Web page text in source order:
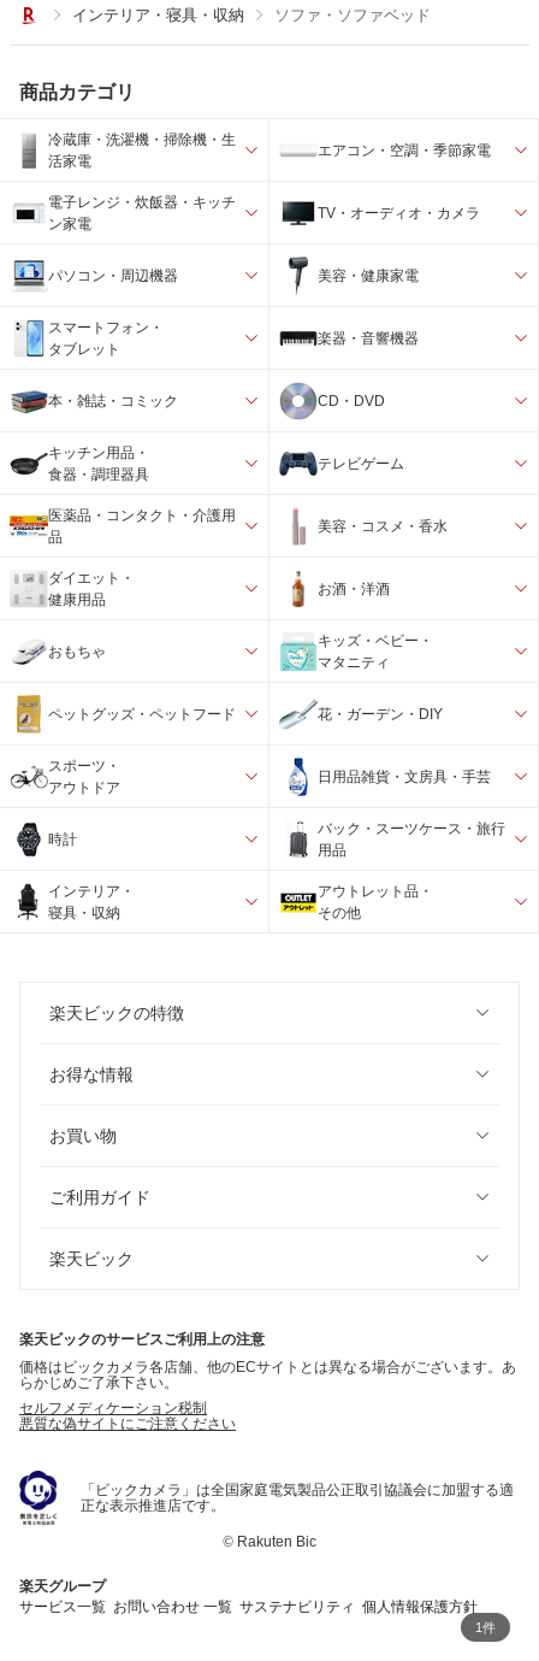
インテリア・寝具・収納 ソファ・ソファベッド
商品カテゴリ
冷蔵庫・洗濯機・掃除機・生
活家電
エアコン・空調・季節家電
電子レンジ・炊飯器・キッチ
ン家電
TV・オーディオ・カメラ
パソコン・周辺機器 美容・健康家電
スマートフォン・
タブレット
楽器・音響機器
本・雑誌・コミック CD・DVD
キッチン用品・
食器・調理器具
テレビゲーム
医薬品・コンタクト・介護用
品
美容・コスメ・香水
ダイエット・
健康用品
お酒・洋酒
おもちゃ
キッズ・ベビー・
マタニティ
ペットグッズ・ペットフード 花・ガーデン・DIY
スポーツ・
アウトドア
日用品雑貨・文房具・手芸
時計
バック・スーツケース・旅行
用品
インテリア・
寝具・収納
アウトレット品・
その他
楽天ビックの特徴
お得な情報
お買い物
ご利用ガイド
楽天ビック
楽天ビックのサービスご利用上の注意
価格はビックカメラ各店舗、他のECサイトとは異なる場合がございます。あ
らかじめご了承下さい。
セルフメディケーション税制
悪質な偽サイトにご注意ください
「ビックカメラ」は全国家庭電気製品公正取引協議会に加盟する適
正な表示推進店です。
© Rakuten Bic
楽天グループ
サービス一覧 お問い合わせ 一覧 サステナビリティ 個人情報保護方針
1件